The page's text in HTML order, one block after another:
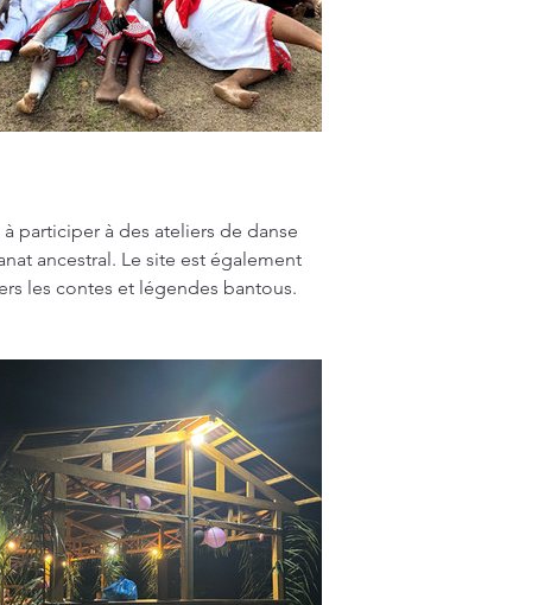
participer à des ateliers de danse
ancestral. Le site est également
les contes et légendes bantous.